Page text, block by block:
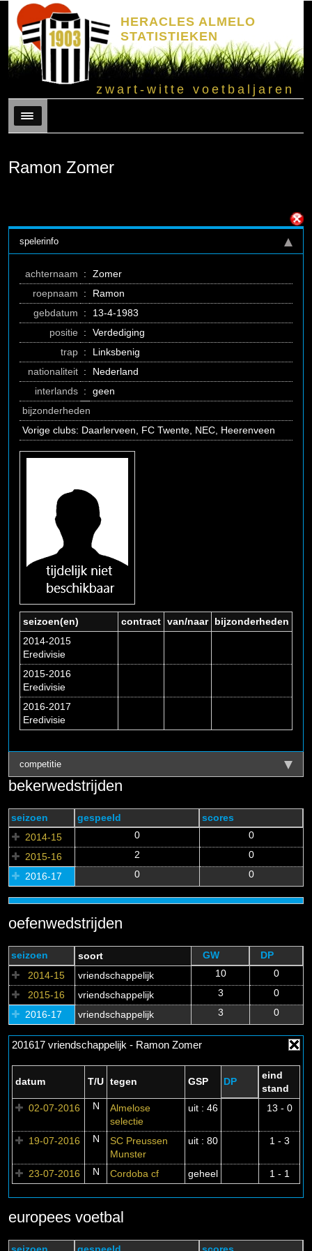
HERACLES ALMELO
STATISTIEKEN
zwart-witte voetbaljaren
Menu
Ramon Zomer
spelerinfo
achternaam :
Zomer
roepnaam
:
Ramon
gebdatum
:
13-4-1983
positie :
Verdediging
trap :
Linksbenig
nationaliteit :
Nederland
interlands :
geen
bijzonderheden
Vorige clubs: Daarlerveen, FC Twente, NEC, Heerenveen
seizoen(en) contract van/naar
bijzonderheden
2014-2015
Eredivisie
2015-2016
Eredivisie
2016-2017
Eredivisie
competitie
bekerwedstrijden
seizoen gespeeld
scores
2014-15
0
0
2015-16
2
0
2016-17
0 0
oefenwedstrijden
seizoen soort GW
DP
2014-15
vriendschappelijk 10
0
2015-16
vriendschappelijk 3
0
2016-17
vriendschappelijk 3 0
201617 vriendschappelijk - Ramon Zomer
datum T/U tegen GSP DP
eind
stand
02-07-2016
N
Almelose
selectie
uit : 46 13 - 0
19-07-2016 N
SC Preussen
Munster
uit : 80 1 - 3
23-07-2016 N Cordoba cf geheel 1 - 1
europees voetbal